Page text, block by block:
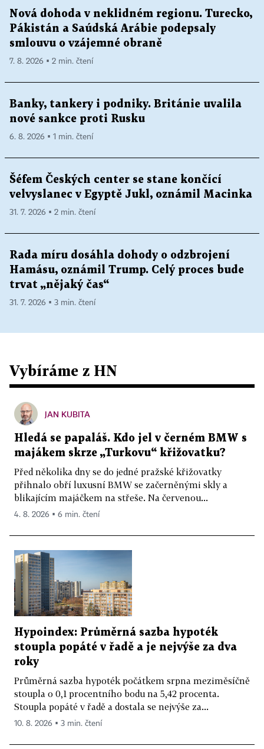
Nová dohoda v neklidném regionu. Turecko,
Pákistán a Saúdská Arábie podepsaly
smlouvu o vzájemné obraně
7. 8. 2026 ▪ 2 min. čtení
Banky, tankery i podniky. Británie uvalila
nové sankce proti Rusku
6. 8. 2026 ▪ 1 min. čtení
Šéfem Českých center se stane končící
velvyslanec v Egyptě Jukl, oznámil Macinka
31. 7. 2026 ▪ 2 min. čtení
Rada míru dosáhla dohody o odzbrojení
Hamásu, oznámil Trump. Celý proces bude
trvat „nějaký čas“
31. 7. 2026 ▪ 3 min. čtení
Vybíráme z HN
JAN KUBITA
Hledá se papaláš. Kdo jel v černém BMW s
majákem skrze „Turkovu“ křižovatku?
Před několika dny se do jedné pražské křižovatky
přihnalo obří luxusní BMW se začerněnými skly a
blikajícím majáčkem na střeše. Na červenou...
4. 8. 2026 ▪ 6 min. čtení
Hypoindex: Průměrná sazba hypoték
stoupla popáté v řadě a je nejvýše za dva
roky
Průměrná sazba hypoték počátkem srpna meziměsíčně
stoupla o 0,1 procentního bodu na 5,42 procenta.
Stoupla popáté v řadě a dostala se nejvýše za...
10. 8. 2026 ▪ 3 min. čtení